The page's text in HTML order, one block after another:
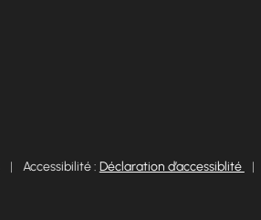
| Accessibilité : Déclaration d’accessiblité |